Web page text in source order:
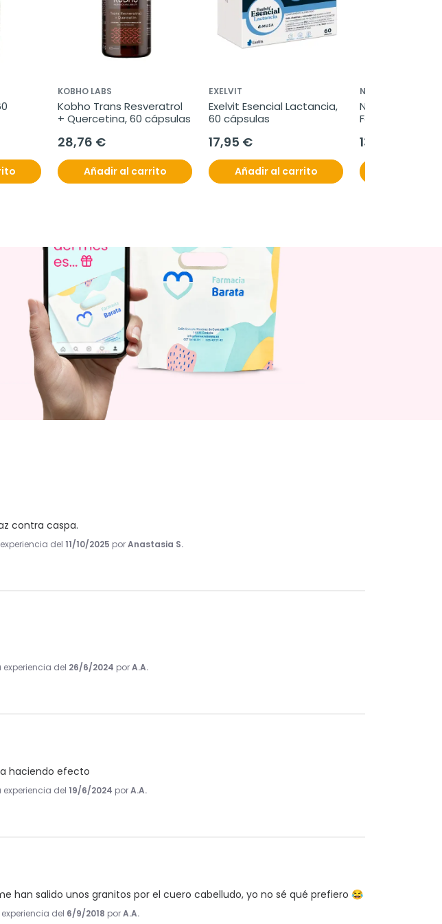
KOBHO LABS
Kobho Trans Resveratrol
+ Quercetina, 60 cápsulas
28,76 €
Añadir al carrito
EXELVIT
Exelvit Esencial Lactancia,
60 cápsulas
17,95 €
Añadir al carrito
NS NUTRITIONAL
NS Cisprenicina
Forte, 5 sobres
13,30 €
contra caspa.
del 11/10/2025 porAnastasia S.
experiencia del 26/6/2024 porA.A.
haciendo efecto
experiencia del 19/6/2024 porA.A.
han salido unos granitos por el cuero cabelludo, yo no sé qué prefiero 😂
del 6/9/2018 porA.A.